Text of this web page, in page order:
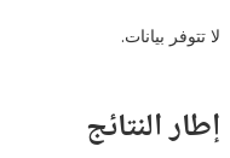
بيانات.